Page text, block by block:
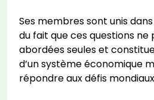
Ses membres sont unis
du fait que ces questions
abordées seules et
d’un système économique
répondre aux défis